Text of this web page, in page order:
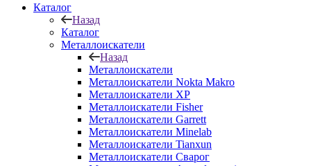
Каталог
Назад
Каталог
Металлоискатели
Назад
Металлоискатели
Металлоискатели Nokta Makro
Металлоискатели XP
Металлоискатели Fisher
Металлоискатели Garrett
Металлоискатели Minelab
Металлоискатели Tianxun
Металлоискатели Сварог